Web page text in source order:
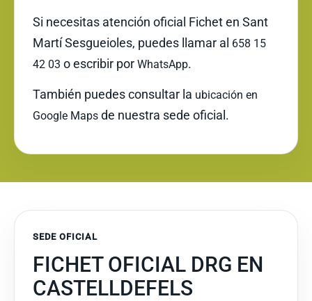
Si necesitas atención oficial Fichet en Sant
Martí Sesgueioles, puedes llamar al 658 15
42 03 o escribir por WhatsApp.
También puedes consultar la ubicación en
Google Maps de nuestra sede oficial.
SEDE OFICIAL
FICHET OFICIAL DRG EN
CASTELLDEFELS